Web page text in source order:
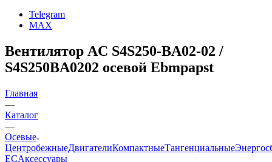
Telegram
MAX
Вентилятор AC S4S250-BA02-02 /
S4S250BA0202 осевой Ebmpapst
Главная
—
Каталог
—
Осевые
ЦентробежныеДвигателиКомпактныеТангенциальные
ECАксессуары